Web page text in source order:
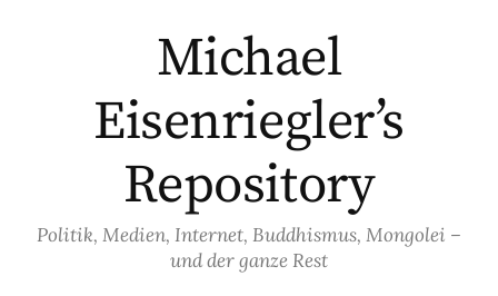
Michael
Eisenriegler’s
Repository
Politik, Medien, Internet, Buddhismus, Mongolei –
und der ganze Rest